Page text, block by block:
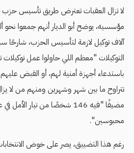
لا تزال العقبات تعترض طريق تأسيس
آلاف توكيل لازمة لتأسيس الحزب،
التوكيلات "معظم اللي حاولوا عمل توكيلات
باستدعاء أجهزة أمنية لهم، أو القبض
تتراوح ما بين شهر وشهرين ومنهم من لا
مضيفًا "فيه 146 شخصًا من تيار
محبوسين".
رغم هذا التضييق، يصر على خوض الانتخابات